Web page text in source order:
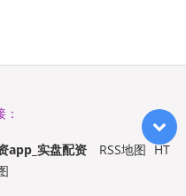
app_实盘配资 RSS地图 HT